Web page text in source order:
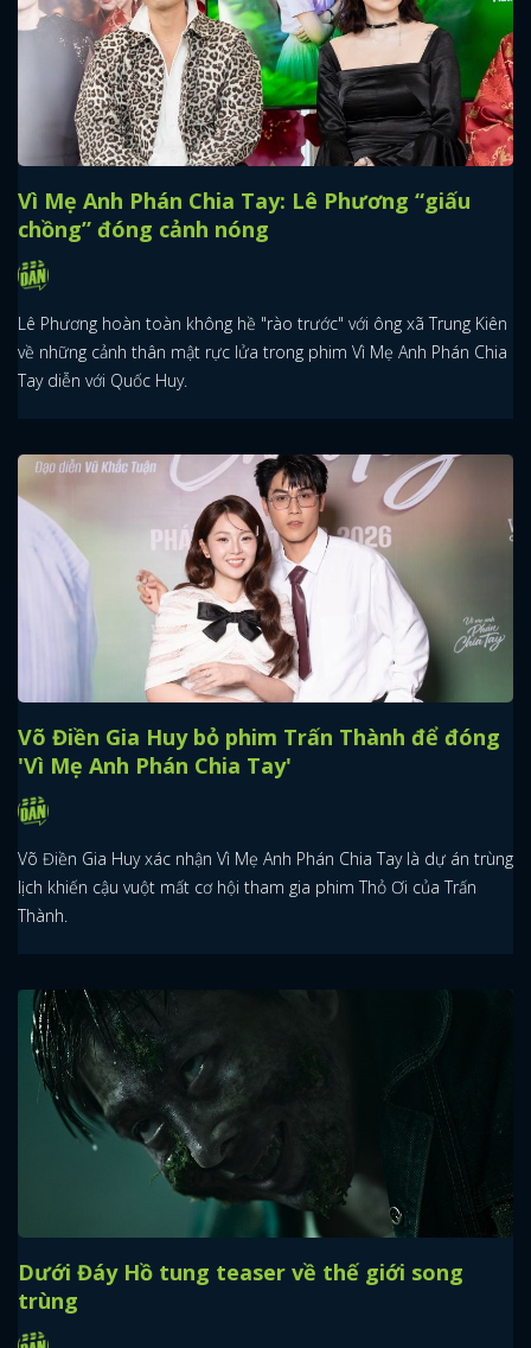
Vì Mẹ Anh Phán Chia Tay: Lê Phương “giấu
chồng” đóng cảnh nóng
Lê Phương hoàn toàn không hề "rào trước" với ông xã Trung Kiên
về những cảnh thân mật rực lửa trong phim Vì Mẹ Anh Phán Chia
Tay diễn với Quốc Huy.
Võ Điền Gia Huy bỏ phim Trấn Thành để đóng
'Vì Mẹ Anh Phán Chia Tay'
Võ Điền Gia Huy xác nhận Vì Mẹ Anh Phán Chia Tay là dự án trùng
lịch khiến cậu vuột mất cơ hội tham gia phim Thỏ Ơi của Trấn
Thành.
Dưới Đáy Hồ tung teaser về thế giới song
trùng